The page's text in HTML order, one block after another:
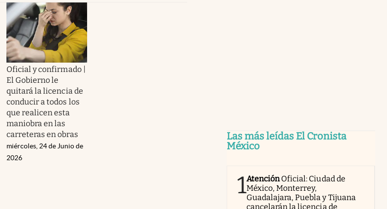
Oficial y confirmado |
El Gobierno le
quitará la licencia de
conducir a todos los
que realicen esta
maniobra en las
carreteras en obras
miércoles, 24 de Junio de
2026
Las más leídas El Cronista
México
1AtenciónOficial: Ciudad de
México, Monterrey,
Guadalajara, Puebla y Tijuana
cancelarán la licencia de